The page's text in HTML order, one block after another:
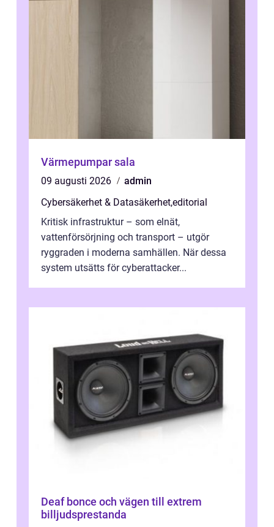
Värmepumpar sala
09 augusti 2026
admin
Cybersäkerhet & Datasäkerhet,editorial
Kritisk infrastruktur – som elnät,
vattenförsörjning och transport – utgör
ryggraden i moderna samhällen. När dessa
system utsätts för cyberattacker...
Deaf bonce och vägen till extrem
billjudsprestanda